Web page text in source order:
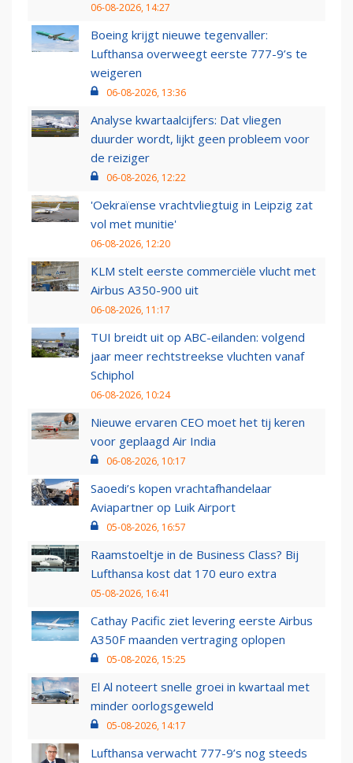
06-08-2026, 14:27
Boeing krijgt nieuwe tegenvaller:
Lufthansa overweegt eerste 777-9’s te
weigeren
06-08-2026, 13:36
Analyse kwartaalcijfers: Dat vliegen
duurder wordt, lijkt geen probleem voor
de reiziger
06-08-2026, 12:22
'Oekraïense vrachtvliegtuig in Leipzig zat
vol met munitie'
06-08-2026, 12:20
KLM stelt eerste commerciële vlucht met
Airbus A350-900 uit
06-08-2026, 11:17
TUI breidt uit op ABC-eilanden: volgend
jaar meer rechtstreekse vluchten vanaf
Schiphol
06-08-2026, 10:24
Nieuwe ervaren CEO moet het tij keren
voor geplaagd Air India
06-08-2026, 10:17
Saoedi’s kopen vrachtafhandelaar
Aviapartner op Luik Airport
05-08-2026, 16:57
Raamstoeltje in de Business Class? Bij
Lufthansa kost dat 170 euro extra
05-08-2026, 16:41
Cathay Pacific ziet levering eerste Airbus
A350F maanden vertraging oplopen
05-08-2026, 15:25
El Al noteert snelle groei in kwartaal met
minder oorlogsgeweld
05-08-2026, 14:17
Lufthansa verwacht 777-9’s nog steeds